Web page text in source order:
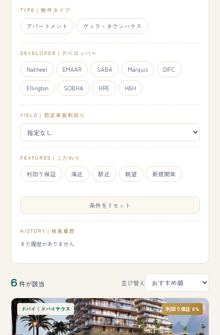
TYPE｜物件タイプ
アパートメント ヴィラ・タウンハウス
DEVELOPER｜デベロッパー
Nakheel EMAAR SABA Marquis DIFC
Ellington SOBHA HRE H&H
YIELD｜想定表面利回り
FEATURES｜こだわり
利回り保証 海近 駅近 眺望 新規開発
条件をリセット
HISTORY｜検索履歴
まだ履歴がありません
6 件が該当 並び替え
ドバイ｜ドバイサウス 利回り保証 8%